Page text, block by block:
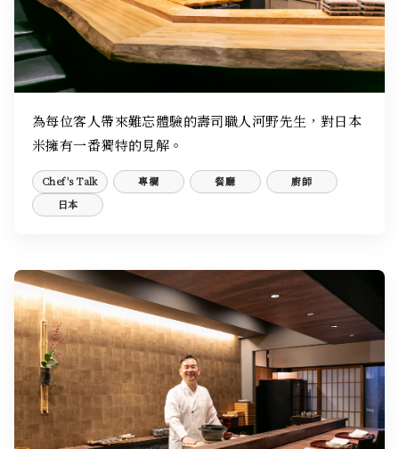
為每位客人帶來難忘體驗的壽司職人河野先生，對日本
米擁有一番獨特的見解。
Chef's Talk 專欄 餐廳
廚師
日本